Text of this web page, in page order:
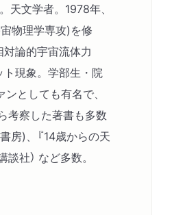
言された／重い物体 の
りが重力を生み出す／
転では、空間が〝引き
る
天文学者。1978年、
物理学専攻)を修
論的宇宙流体力
現象。学部生・院
としても有名で、
考察した著書も多数
房)、『14歳からの天
談社） など多数。